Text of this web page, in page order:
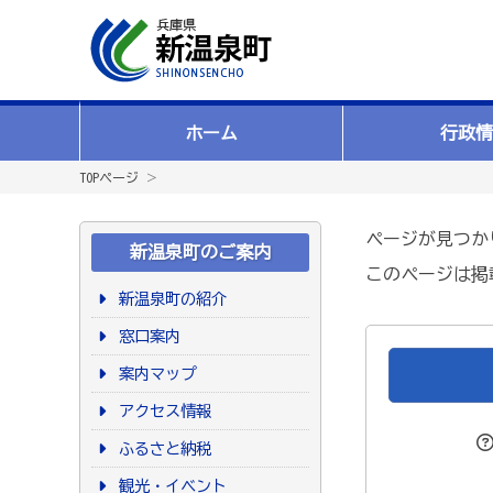
ホーム 行政
TOPページ ＞
新温泉町のご案内
新温泉町の紹介
窓口案内
案内マップ
アクセス情報
ふるさと納税
観光・イベント
ページが見つ
このページは